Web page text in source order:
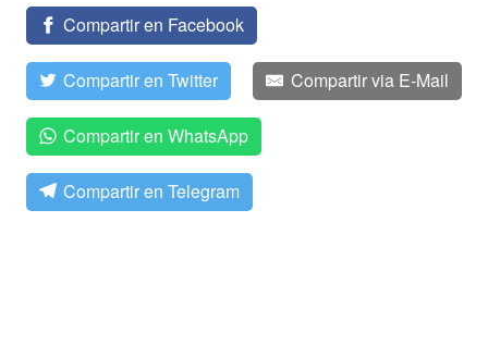
Compartir en Facebook
Compartir en Twitter Compartir via E-Mail
Compartir en WhatsApp
Compartir en Telegram